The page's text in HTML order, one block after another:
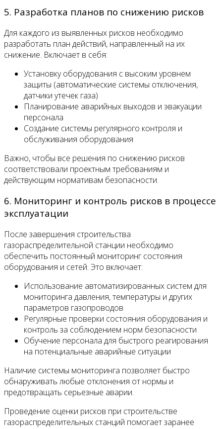
5. Разработка планов по снижению рисков
Для каждого из выявленных рисков необходимо
разработать план действий, направленный на их
снижение. Включает в себя:
Установку оборудования с высоким уровнем
защиты (автоматические системы отключения,
датчики утечек газа)
Планирование аварийных выходов и эвакуации
персонала
Создание системы регулярного контроля и
обслуживания оборудования
Важно, чтобы все решения по снижению рисков
соответствовали проектным требованиям и
действующим нормативам безопасности.
6. Мониторинг и контроль рисков в процессе
эксплуатации
После завершения строительства
газораспределительной станции необходимо
обеспечить постоянный мониторинг состояния
оборудования и сетей. Это включает:
Использование автоматизированных систем для
мониторинга давления, температуры и других
параметров газопроводов
Регулярные проверки состояния оборудования и
контроль за соблюдением норм безопасности
Обучение персонала для быстрого реагирования
на потенциальные аварийные ситуации
Наличие системы мониторинга позволяет быстро
обнаруживать любые отклонения от нормы и
предотвращать серьезные аварии.
Проведение оценки рисков при строительстве
газораспределительных станций помогает заранее